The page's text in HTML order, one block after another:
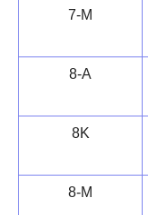
7-M
8-A
8K
8-M